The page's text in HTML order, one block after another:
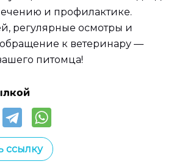
и профилактике.
регулярные осмотры и
к ветеринару —
питомца!
ссылку